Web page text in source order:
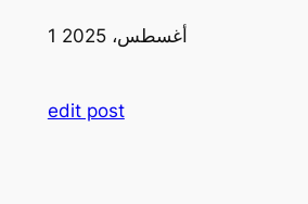
1 أغسطس، 2025
edit post